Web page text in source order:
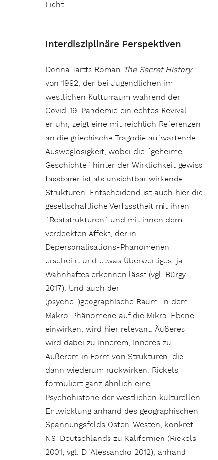
Licht.
Interdisziplinäre Perspektiven
Donna Tartts Roman The Secret History
von 1992, der bei Jugendlichen im
westlichen Kulturraum während der
Covid-19-Pandemie ein echtes Revival
erfuhr, zeigt eine mit reichlich Referenzen
an die griechische Tragödie aufwartende
Ausweglosigkeit, wobei die ´geheime
Geschichte´ hinter der Wirklichkeit gewiss
fassbarer ist als unsichtbar wirkende
Strukturen. Entscheidend ist auch hier die
gesellschaftliche Verfasstheit mit ihren
´Reststrukturen´ und mit ihnen dem
verdeckten Affekt, der in
Depersonalisations-Phänomenen
erscheint und etwas Überwertiges, ja
Wahnhaftes erkennen lässt (vgl. Bürgy
2017). Und auch der
(psycho-)geographische Raum, in dem
Makro-Phänomene auf die Mikro-Ebene
einwirken, wird hier relevant: Äußeres
wird dabei zu Innerem, Inneres zu
Äußerem in Form von Strukturen, die
dann wiederum rückwirken. Rickels
formuliert ganz ähnlich eine
Psychohistorie der westlichen kulturellen
Entwicklung anhand des geographischen
Spannungsfelds Osten-Westen, konkret
NS-Deutschlands zu Kalifornien (Rickels
2001; vgl. D´Alessandro 2012), anhand